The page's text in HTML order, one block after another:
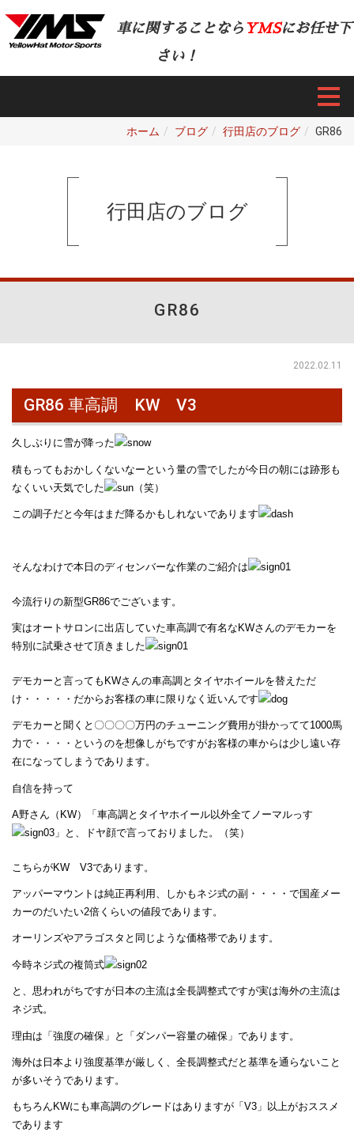
車に関することなら YMSにお任せ下
さい！
ホーム ブログ 行田店のブログ GR86
行田店のブログ
GR86
2022.02.11
GR86 車高調 KW V3
久しぶりに雪が降った
積もってもおかしくないなーという量の雪でしたが今日の朝には跡形も
なくいい天気でした
（笑）
この調子だと今年はまだ降るかもしれないであります
そんなわけで本日のディセンバーな作業のご紹介は
今流行りの新型GR86でございます。
実はオートサロンに出店していた車高調で有名なKWさんのデモカーを
特別に試乗させて頂きました
デモカーと言ってもKWさんの車高調とタイヤホイールを替えただ
け・・・・・だからお客様の車に限りなく近いんです
デモカーと聞くと〇〇〇〇万円のチューニング費用が掛かってて1000馬
力で・・・・というのを想像しがちですがお客様の車からは少し遠い存
在になってしまうであります。
自信を持って
A野さん（KW）「車高調とタイヤホイール以外全てノーマルっす
」と、ドヤ顔で言っておりました。（笑）
こちらがKW V3であります。
アッパーマウントは純正再利用、しかもネジ式の副・・・・で国産メー
カーのだいたい2倍くらいの値段であります。
オーリンズやアラゴスタと同じような価格帯であります。
今時ネジ式の複筒式
と、思われがちですが日本の主流は全長調整式ですが実は海外の主流は
ネジ式。
理由は「強度の確保」と「ダンパー容量の確保」であります。
海外は日本より強度基準が厳しく、全長調整式だと基準を通らないこと
が多いそうであります。
もちろんKWにも車高調のグレードはありますが「V3」以上がおススメ
であります